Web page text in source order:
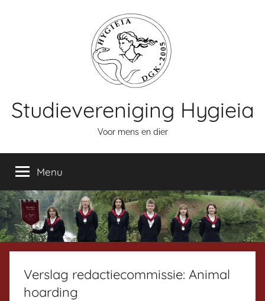
Studievereniging Hygieia
Voor mens en dier
Menu
Verslag redactiecommissie: Animal
hoarding